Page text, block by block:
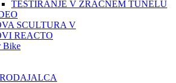
TESTIRANJE V ZRAČNEM TUNELU
SCULTURA V
REACTO
Bike